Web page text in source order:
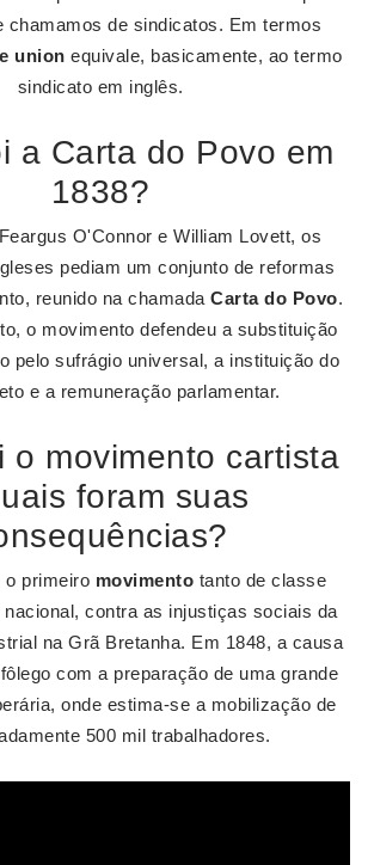
chamamos de sindicatos. Em termos
union equivale, basicamente, ao termo
sindicato em inglês.
a Carta do Povo em
1838?
O'Connor e William Lovett, os
pediam um conjunto de reformas
reunido na chamada Carta do Povo.
o movimento defendeu a substituição
pelo sufrágio universal, a instituição do
e a remuneração parlamentar.
o movimento cartista
foram suas
o primeiro movimento tanto de classe
contra as injustiças sociais da
na Grã Bretanha. Em 1848, a causa
com a preparação de uma grande
onde estima-se a mobilização de
500 mil trabalhadores.